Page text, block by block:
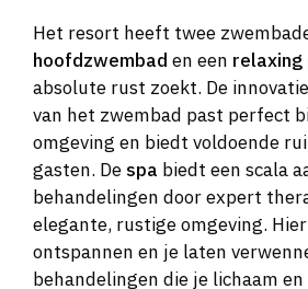
Het resort heeft twee
hoofdzwembad en een relaxing
absolute rust zoekt. De
van het zwembad past perfect
omgeving en biedt voldoende
gasten. De spa biedt een scala
behandelingen door expert
elegante, rustige omgeving.
ontspannen en je laten
behandelingen die je lichaam en